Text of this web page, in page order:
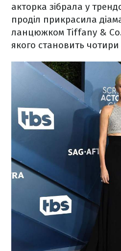
акторка зібрала у
проділ прикрасила
ланцюжком Tiffany & Co.
якого становить